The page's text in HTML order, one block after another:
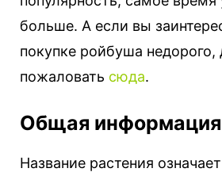
больше. А если вы
покупке ройбуша недорого,
пожаловать сюда.
Общая информация
Название растения